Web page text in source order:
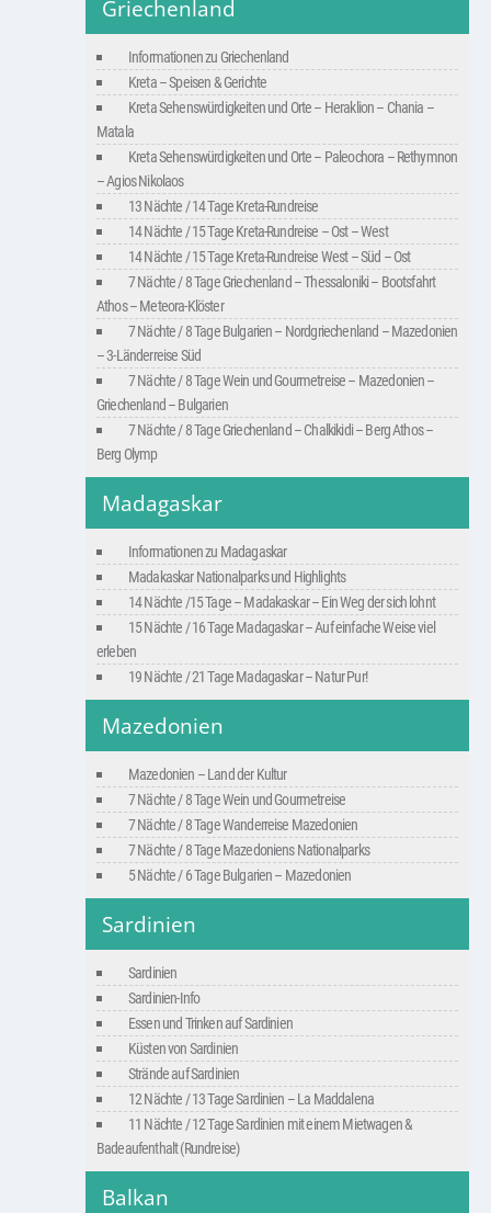
Griechenland
Informationen zu Griechenland
Kreta – Speisen & Gerichte
Kreta Sehenswürdigkeiten und Orte – Heraklion – Chania –
Matala
Kreta Sehenswürdigkeiten und Orte – Paleochora – Rethymnon
– Agios Nikolaos
13 Nächte / 14 Tage Kreta-Rundreise
14 Nächte / 15 Tage Kreta-Rundreise – Ost – West
14 Nächte / 15 Tage Kreta-Rundreise West – Süd – Ost
7 Nächte / 8 Tage Griechenland – Thessaloniki – Bootsfahrt
Athos – Meteora-Klöster
7 Nächte / 8 Tage Bulgarien – Nordgriechenland – Mazedonien
– 3-Länderreise Süd
7 Nächte / 8 Tage Wein und Gourmetreise – Mazedonien –
Griechenland – Bulgarien
7 Nächte / 8 Tage Griechenland – Chalkikidi – Berg Athos –
Berg Olymp
Madagaskar
Informationen zu Madagaskar
Madakaskar Nationalparks und Highlights
14 Nächte /15 Tage – Madakaskar – Ein Weg der sich lohnt
15 Nächte / 16 Tage Madagaskar – Auf einfache Weise viel
erleben
19 Nächte / 21 Tage Madagaskar – Natur Pur!
Mazedonien
Mazedonien – Land der Kultur
7 Nächte / 8 Tage Wein und Gourmetreise
7 Nächte / 8 Tage Wanderreise Mazedonien
7 Nächte / 8 Tage Mazedoniens Nationalparks
5 Nächte / 6 Tage Bulgarien – Mazedonien
Sardinien
Sardinien
Sardinien-Info
Essen und Trinken auf Sardinien
Küsten von Sardinien
Strände auf Sardinien
12 Nächte / 13 Tage Sardinien – La Maddalena
11 Nächte / 12 Tage Sardinien mit einem Mietwagen &
Badeaufenthalt (Rundreise)
Balkan